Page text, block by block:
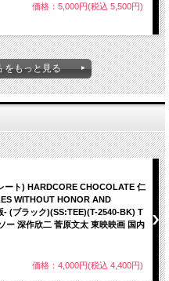
価格：5,000円(税込 5,500円)
LEVEL6 新着商品 をもっと見る
ート) HARDCORE CHOCOLATE 仁
WITHOUT HONOR AND
- (ブラック)(SS:TEE)(T-2540-BK) T
ー 深作欣二 菅原文太 東映映画 国内
価格：4,000円(税込 4,400円)